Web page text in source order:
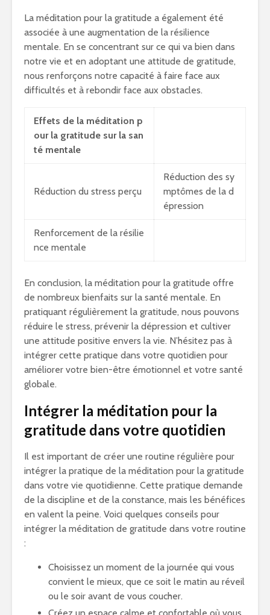
La méditation pour la gratitude a également été
associée à une augmentation de la résilience
mentale. En se concentrant sur ce qui va bien dans
notre vie et en adoptant une attitude de gratitude,
nous renforçons notre capacité à faire face aux
difficultés et à rebondir face aux obstacles.
Effets de la méditation p
our la gratitude sur la san
té mentale
Réduction du stress perçu
Réduction des sy
mptômes de la d
épression
Renforcement de la résilie
nce mentale
En conclusion, la méditation pour la gratitude offre
de nombreux bienfaits sur la santé mentale. En
pratiquant régulièrement la gratitude, nous pouvons
réduire le stress, prévenir la dépression et cultiver
une attitude positive envers la vie. N’hésitez pas à
intégrer cette pratique dans votre quotidien pour
améliorer votre bien-être émotionnel et votre santé
globale.
Intégrer la méditation pour la
gratitude dans votre quotidien
Il est important de créer une routine régulière pour
intégrer la pratique de la méditation pour la gratitude
dans votre vie quotidienne. Cette pratique demande
de la discipline et de la constance, mais les bénéfices
en valent la peine. Voici quelques conseils pour
intégrer la méditation de gratitude dans votre routine
:
Choisissez un moment de la journée qui vous
convient le mieux, que ce soit le matin au réveil
ou le soir avant de vous coucher.